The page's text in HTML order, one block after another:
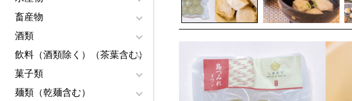
畜産物
酒類
飲料（酒類除く）（茶葉含む）
菓子類
麺類（乾麺含む）